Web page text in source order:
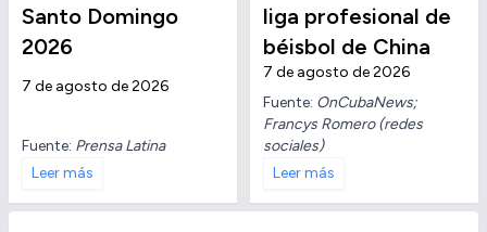
Santo Domingo
2026
7 de agosto de 2026
Fuente: Prensa Latina
Leer más
liga profesional de
béisbol de China
7 de agosto de 2026
Fuente: OnCubaNews;
Francys Romero (redes
sociales)
Leer más